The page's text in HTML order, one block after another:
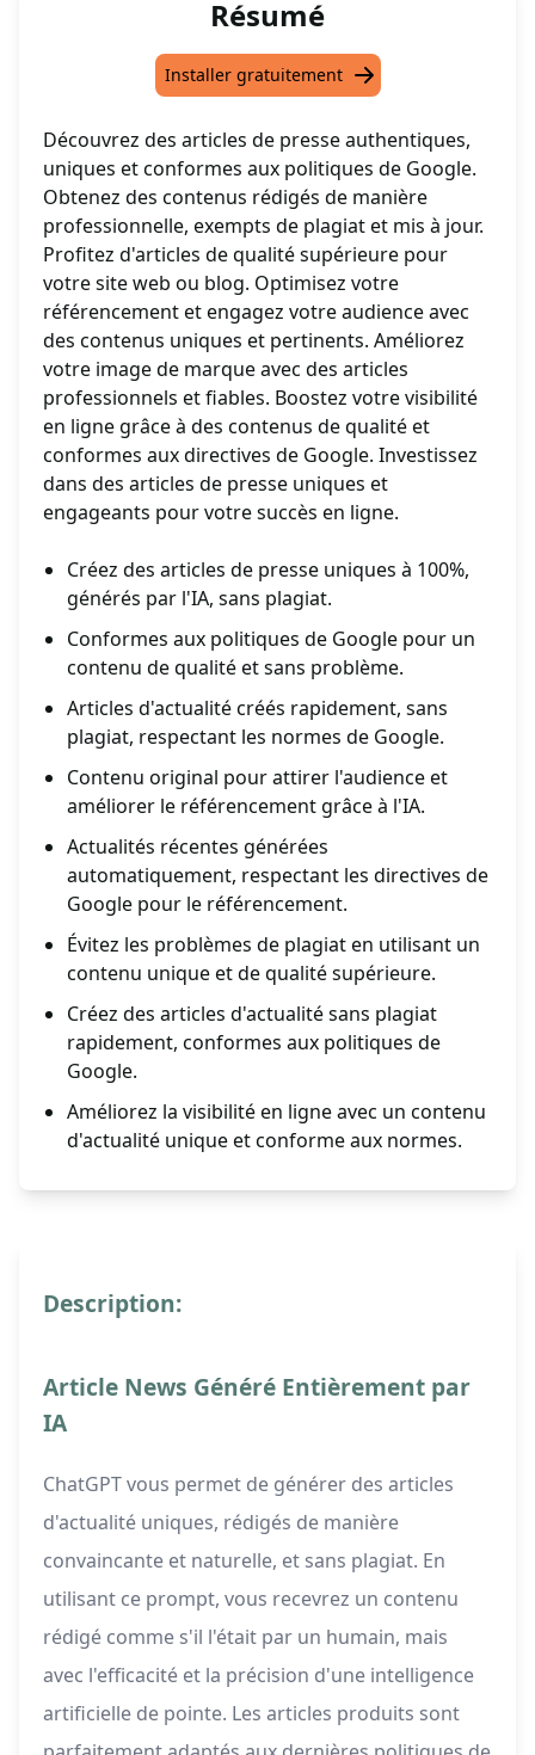
Résumé
Installer gratuitement
Découvrez des articles de presse authentiques,
uniques et conformes aux politiques de Google.
Obtenez des contenus rédigés de manière
professionnelle, exempts de plagiat et mis à jour.
Profitez d'articles de qualité supérieure pour
votre site web ou blog. Optimisez votre
référencement et engagez votre audience avec
des contenus uniques et pertinents. Améliorez
votre image de marque avec des articles
professionnels et fiables. Boostez votre visibilité
en ligne grâce à des contenus de qualité et
conformes aux directives de Google. Investissez
dans des articles de presse uniques et
engageants pour votre succès en ligne.
Créez des articles de presse uniques à 100%,
générés par l'IA, sans plagiat.
Conformes aux politiques de Google pour un
contenu de qualité et sans problème.
Articles d'actualité créés rapidement, sans
plagiat, respectant les normes de Google.
Contenu original pour attirer l'audience et
améliorer le référencement grâce à l'IA.
Actualités récentes générées
automatiquement, respectant les directives de
Google pour le référencement.
Évitez les problèmes de plagiat en utilisant un
contenu unique et de qualité supérieure.
Créez des articles d'actualité sans plagiat
rapidement, conformes aux politiques de
Google.
Améliorez la visibilité en ligne avec un contenu
d'actualité unique et conforme aux normes.
Description:
Article News Généré Entièrement par
IA
ChatGPT vous permet de générer des articles
d'actualité uniques, rédigés de manière
convaincante et naturelle, et sans plagiat. En
utilisant ce prompt, vous recevrez un contenu
rédigé comme s'il l'était par un humain, mais
avec l'efficacité et la précision d'une intelligence
artificielle de pointe. Les articles produits sont